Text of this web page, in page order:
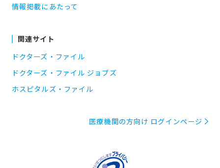
情報掲載にあたって
関連サイト
ドクターズ・ファイル
ドクターズ・ファイル ジョブズ
ホスピタルズ・ファイル
医療機関の方向け ログインページ